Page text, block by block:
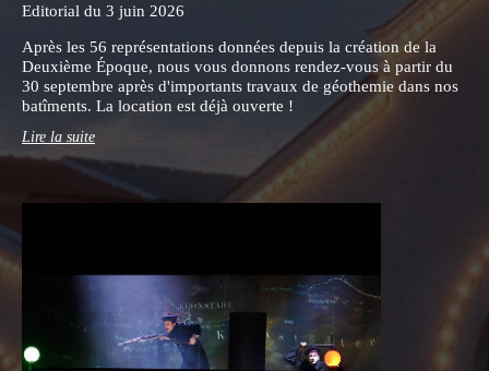
Editorial du 3 juin 2026
Après les 56 représentations données depuis la création de la
Deuxième Époque, nous vous donnons rendez-vous à partir du
30 septembre après d'importants travaux de géothemie dans nos
batîments. La location est déjà ouverte !
Lire la suite